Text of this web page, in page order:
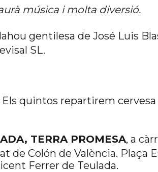
música i molta diversió.
gentilesa de José Luis
SL.
Els quintos repartirem cervesa
TERRA PROMESA, a
de Colón de València. Plaça
Ferrer de Teulada.